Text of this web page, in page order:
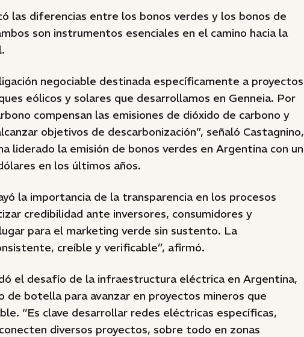
las diferencias entre los bonos verdes y los bonos de
son instrumentos esenciales en el camino hacia la
negociable destinada específicamente a proyectos
eólicos y solares que desarrollamos en Genneia. Por
compensan las emisiones de dióxido de carbono y
objetivos de descarbonización”, señaló Castagnino,
liderado la emisión de bonos verdes en Argentina con un
en los últimos años.
la importancia de la transparencia en los procesos
credibilidad ante inversores, consumidores y
para el marketing verde sin sustento. La
creíble y verificable”, afirmó.
el desafío de la infraestructura eléctrica en Argentina,
de botella para avanzar en proyectos mineros que
“Es clave desarrollar redes eléctricas específicas,
diversos proyectos, sobre todo en zonas